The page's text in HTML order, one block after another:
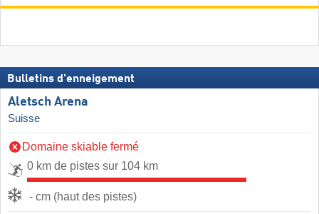
Bulletins d'enneigement
Aletsch Arena
Suisse
Domaine skiable fermé
0 km de pistes sur 104 km
- cm (haut des pistes)